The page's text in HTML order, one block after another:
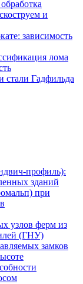
и
зависимость
лома
стали Гадфильда
профиль):
зданий
при
узлов ферм из
(ГНУ)
замков